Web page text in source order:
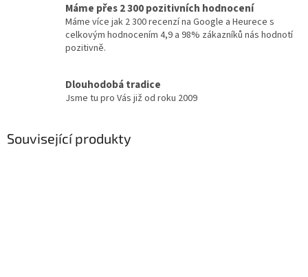
Máme přes 2 300 pozitivních hodnocení
Máme více jak 2 300 recenzí na Google a Heurece s
celkovým hodnocením 4,9 a 98% zákazníků nás hodnotí
pozitivně.
Dlouhodobá tradice
Jsme tu pro Vás již od roku 2009
Související produkty